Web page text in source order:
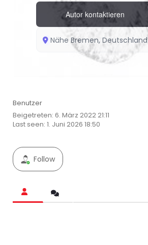
Autor kontaktieren
Nähe Bremen, Deutschland
Benutzer
Beigetreten: 6. März 2022 21:11
Last seen: 1. Juni 2026 18:50
Follow